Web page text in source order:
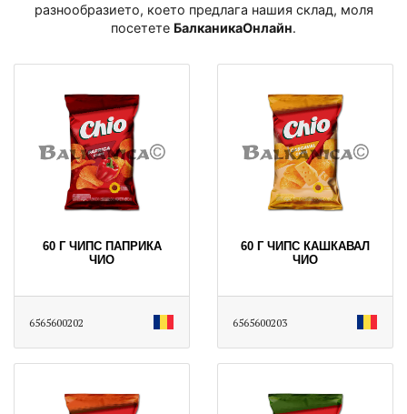
разнообразието, което предлага нашия склад, моля
посетете БалканикаОнлайн․
60 Г ЧИПС ПАПРИКА
ЧИО
6565600202
60 Г ЧИПС КАШКАВАЛ
ЧИО
6565600203